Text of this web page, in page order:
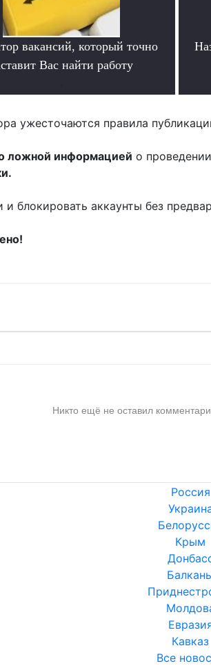
вакансий, который точно
Вас найти работу
ужесточаются правила
ложной информацией о
блокировать аккаунты без
Никто ещё не оставил
Россия
Крым
Кавказ
Все